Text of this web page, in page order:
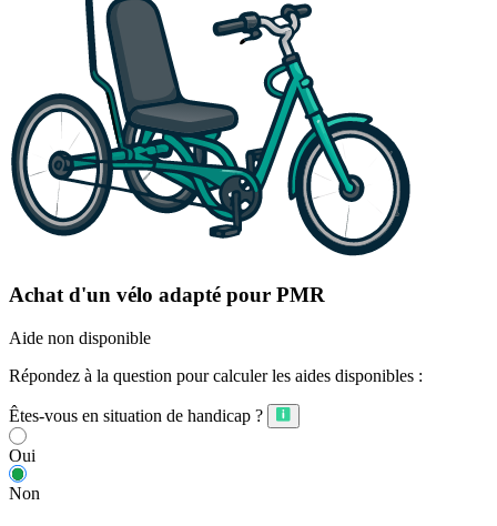
Achat d'un vélo adapté pour PMR
Aide non disponible
Répondez à la question pour calculer les aides disponibles :
Êtes-vous en situation de handicap ?
Oui
Non